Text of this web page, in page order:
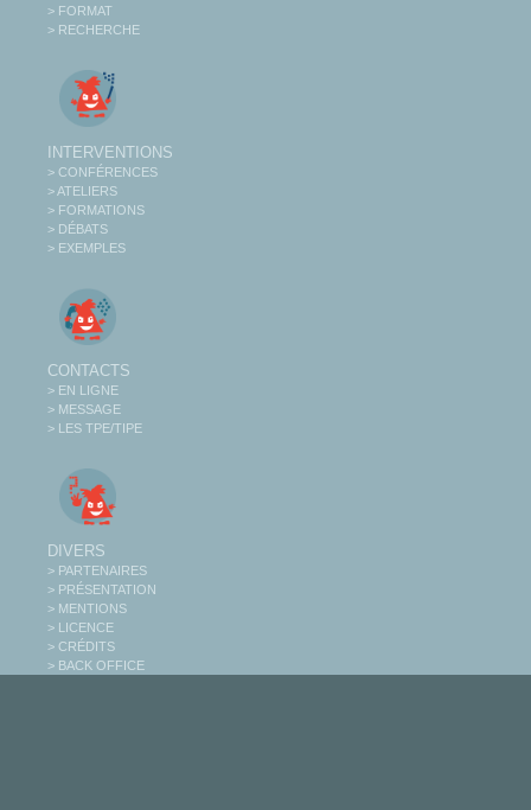
> FORMAT
> RECHERCHE
INTERVENTIONS
> CONFÉRENCES
> ATELIERS
> FORMATIONS
> DÉBATS
> EXEMPLES
CONTACTS
> EN LIGNE
> MESSAGE
> LES TPE/TIPE
DIVERS
> PARTENAIRES
> PRÉSENTATION
> MENTIONS
> LICENCE
> CRÉDITS
> BACK OFFICE